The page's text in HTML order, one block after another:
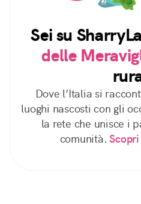
Sei su
delle
Dove l’Italia si
luoghi nascosti con gli
la rete che unisce i
comunità.